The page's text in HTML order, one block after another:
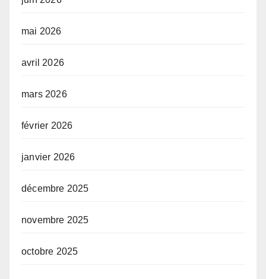
mai 2026
avril 2026
mars 2026
février 2026
janvier 2026
décembre 2025
novembre 2025
octobre 2025